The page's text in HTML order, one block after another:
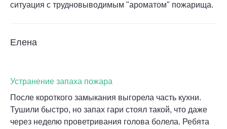
ситуация с трудновыводимым "ароматом" пожарища.
Елена
Устранение запаха пожара
После короткого замыкания выгорела часть кухни.
Тушили быстро, но запах гари стоял такой, что даже
через неделю проветривания голова болела. Ребята